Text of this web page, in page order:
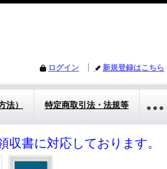
ログイン 新規登録はこちら
法） 特定商取引法・法規等
書に対応しております。